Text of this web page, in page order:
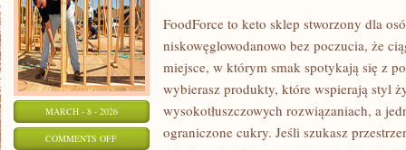
MARCH - 8 - 2026
COMMENTS OFFON
FoodForce to keto sklep stworzony dla
niskowęglowodanowo bez poczucia, że
miejsce, w którym smak spotykają się z
wybierasz produkty, które wspierają styl
wysokotłuszczowych rozwiązaniach, a
ograniczone cukry. Jeśli szukasz